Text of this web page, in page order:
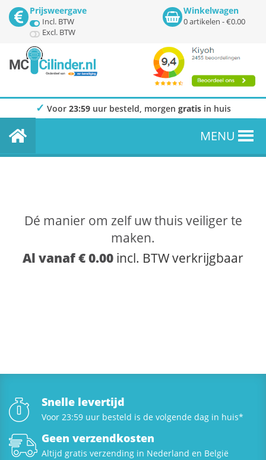
Prijsweergave
Incl. BTW
Excl. BTW
Winkelwagen
0 artikelen -€0.00
✓ Voor 23:59uur besteld, morgen gratisin huis
Cilinder.nl
Home
MENU
Dé manier om zelf uw thuis veiliger te
maken.
Al vanaf € 0.00 incl. BTW verkrijgbaar
Snelle levertijd
Voor 23:59 uur besteld is de volgende dag in huis*
Geen verzendkosten
Altijd gratis verzending in Nederland en België